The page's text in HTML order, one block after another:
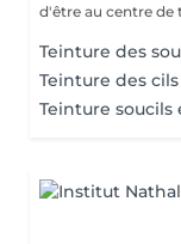
d'être au centre de
Teinture des
Teinture des cils
Teinture soucils